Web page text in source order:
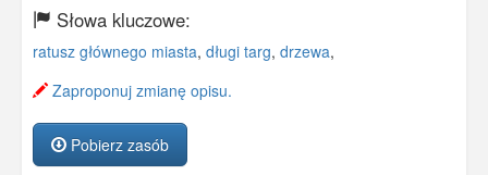
Słowa kluczowe:
ratusz głównego miasta, długi targ, drzewa,
Zaproponuj zmianę opisu.
Pobierz zasób